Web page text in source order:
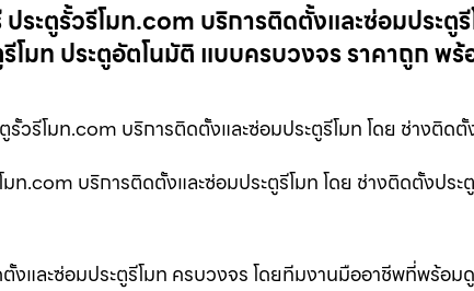
ระตูรั้วรีโมท.com บริการติดตั้งและซ่อมประตู
มท ประตูอัตโนมัติ แบบครบวงจร ราคาถูก พร้
วรีโมท.com บริการติดตั้งและซ่อมประตูรีโมท โดย ช่างติด
ท.com บริการติดตั้งและซ่อมประตูรีโมท โดย ช่างติดตั้งประ
และซ่อมประตูรีโมท ครบวงจร โดยทีมงานมืออาชีพที่พร้อมดู